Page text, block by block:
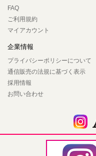
FAQ
ご利用規約
マイアカウント
企業情報
プライバシーポリシーについて
通信販売の法規に基づく表示
採用情報
お問い合わせ